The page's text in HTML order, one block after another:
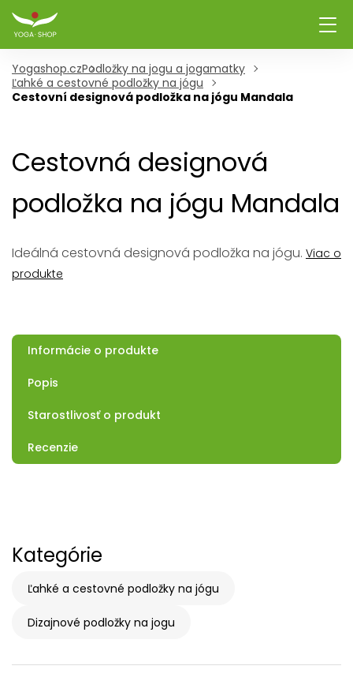
Yogashop.czPodložky na jogu a jogamatky
Ľahké a cestovné podložky na jógu
Cestovní designová podložka na jógu Mandala
Cestovná designová
podložka na jógu Mandala
Ideálná cestovná designová podložka na jógu. Viac o
produkte
Informácie o produkte
Popis
Starostlivosť o produkt
Recenzie
Kategórie
Ľahké a cestovné podložky na jógu
Dizajnové podložky na jogu